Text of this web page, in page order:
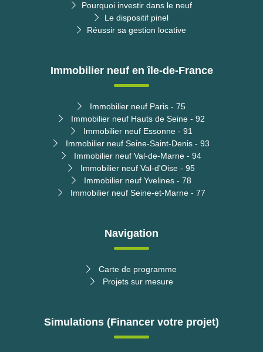
Pourquoi investir dans le neuf
Le dispositif pinel
Réussir sa gestion locative
Immobilier neuf en île-de-France
Immobilier neuf Paris - 75
Immobilier neuf Hauts de Seine - 92
Immobilier neuf Essonne - 91
Immobilier neuf Seine-Saint-Denis - 93
Immobilier neuf Val-de-Marne - 94
Immobilier neuf Val-d'Oise - 95
Immobilier neuf Yvelines - 78
Immobilier neuf Seine-et-Marne - 77
Navigation
Carte de programme
Projets sur mesure
Simulations (Financer votre projet)